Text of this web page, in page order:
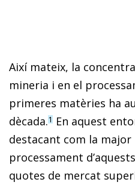
Així mateix, la
mineria i en el
primeres matèries ha
dècada.1 En aquest
destacant com la major
processament
quotes de mercat